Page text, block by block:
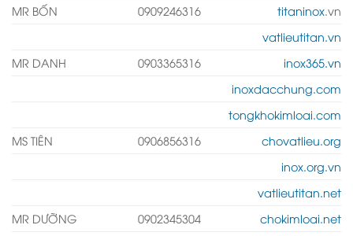
MR BỐN
0909246316 titaninox.vn
vatlieutitan.vn
MR DANH
0903365316
inox365.vn
inoxdacchung.com
tongkhokimloai.com
MS TIÊN
0906856316
chovatlieu.org
inox.org.vn
vatlieutitan.net
MR DƯỠNG
0902345304
chokimloai.net